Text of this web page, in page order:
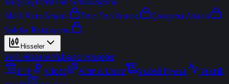
Akıllı Para Sinyali
Ters Fon Arama
Çakışma Analizi
Sektör Rotasyonu
Hisseler
Yerli HisselerYabancı Hisseler
ETF
Kripto Altın & Döviz Vadeli Piyasa
Teknik